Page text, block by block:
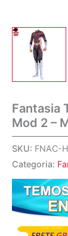
Fantasia
Mod 2 –
SKU: FNAC-
Categoria: